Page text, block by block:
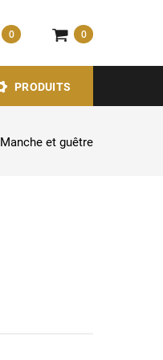
0 0
PRODUITS
Manche et guêtre